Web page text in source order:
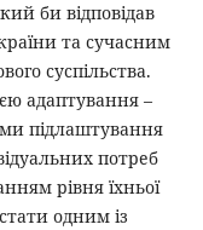
би відповідав
та сучасним
суспільства.
адаптування –
підлаштування
потреб
рівня їхньої
одним із